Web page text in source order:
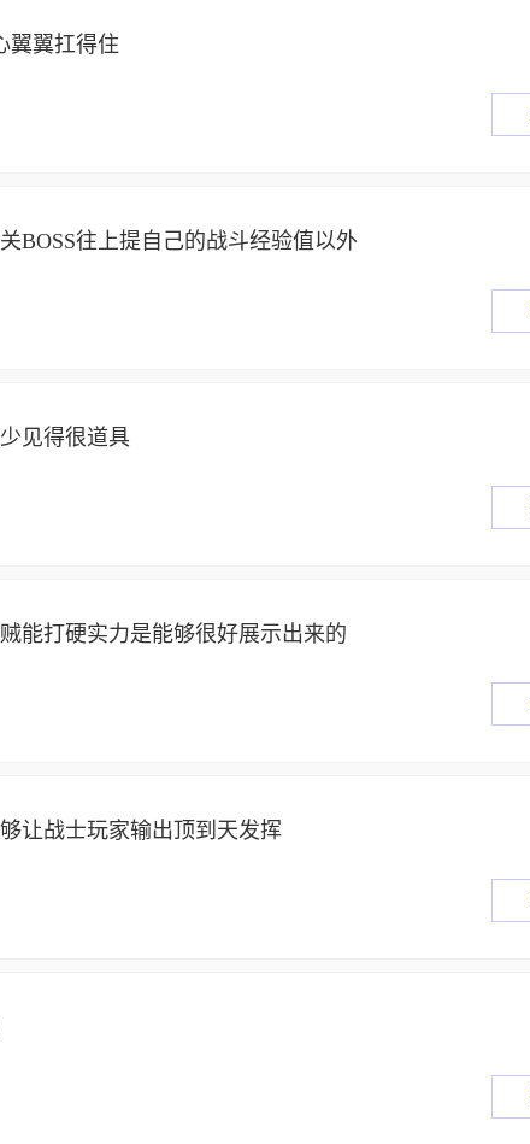
翼翼扛得住
BOSS往上提自己的战斗经验值以外
见得很道具
能打硬实力是能够很好展示出来的
让战士玩家输出顶到天发挥